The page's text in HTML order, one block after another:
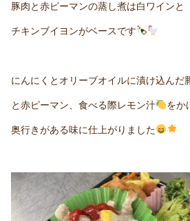
豚肉と赤ピーマンの蒸し煮は白ワインと
チキンブイヨンがベースです
にんにくとオリーブオイルに漬け込んだ
と赤ピーマン、食べる際レモン汁 をか
奥行きがある味に仕上がりました